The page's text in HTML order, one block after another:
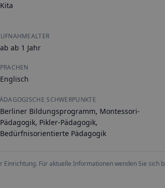
Kita
ab ab 1 Jahr
Englisch
SCHWERPUNKTE
Berliner Bildungsprogramm, Montessori-
Pädagogik, Pikler-Pädagogik,
Bedürfnisorientierte Pädagogik
Für aktuelle Informationen wenden Sie sich